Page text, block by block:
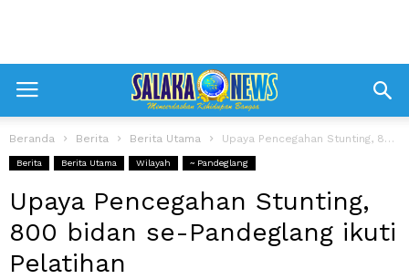
Beranda Berita Berita Utama Upaya Pencegahan Stunting, 800 bidan se-Pandeglang ikuti Pelatihan
Berita Berita Utama Wilayah ~ Pandeglang
Upaya Pencegahan Stunting,
800 bidan se-Pandeglang ikuti
Pelatihan